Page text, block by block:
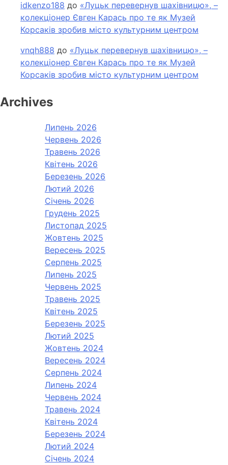
idkenzo188 до «Луцьк перевернув шахівницю», –
колекціонер Євген Карась про те як Музей
Корсаків зробив місто культурним центром
vnqh888 до «Луцьк перевернув шахівницю», –
колекціонер Євген Карась про те як Музей
Корсаків зробив місто культурним центром
Archives
Липень 2026
Червень 2026
Травень 2026
Квітень 2026
Березень 2026
Лютий 2026
Січень 2026
Грудень 2025
Листопад 2025
Жовтень 2025
Вересень 2025
Серпень 2025
Липень 2025
Червень 2025
Травень 2025
Квітень 2025
Березень 2025
Лютий 2025
Жовтень 2024
Вересень 2024
Серпень 2024
Липень 2024
Червень 2024
Травень 2024
Квітень 2024
Березень 2024
Лютий 2024
Січень 2024